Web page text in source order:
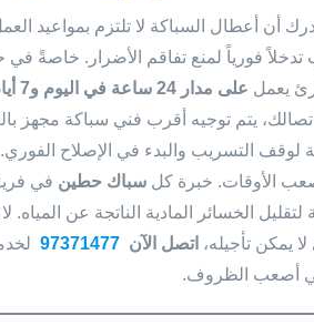
أن أعطال السباكة لا تلتزم بمواعيد
تدخلاً فورياً لمنع تفاقم الأضرار. خاصةً في
يعمل على مدار 24 ساعة في اليوم و7 أيام في الأسبوع
يتم توجيه أقرب فني سباكة مجهز
لوقف التسريب والبدء في الإصلاح
الأوقات. خبرة كلسباك حطين في
لتقليل الخسائر المادية الناتجة عن
يمكن تأجيله، اتصل الآن 97371477
في أصعب الظروف.